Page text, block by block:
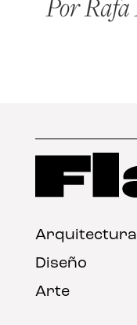
Arquitectura
Diseño
Arte